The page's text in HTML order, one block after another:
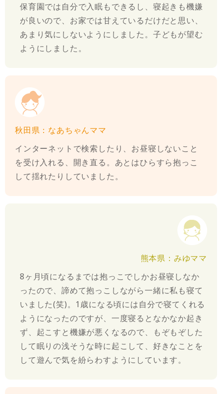
保育園では自分で入眠もできるし、寝起きも機嫌
が良いので、お家では甘えているだけだと思い、
あまり気にしないようにしました。子どもが望む
ようにしました。
秋田県：なあちゃんママ
インターネットで検索したり、お昼寝しないこと
を受け入れる、開き直る。あとはひらすら抱っこ
して揺れたりしていました。
熊本県：みゆママ
8ヶ月頃になるまでは抱っこでしかお昼寝しなか
ったので、諦めて抱っこしながら一緒に私も寝て
いました(笑)。1歳になる頃には自分で寝てくれる
ようになったのですが、一度寝るとなかなか起き
ず、起こすと機嫌が悪くなるので、もぞもぞした
して眠りの浅そうな時に起こして、好きなことを
して遊んで気を紛らわすようにしています。